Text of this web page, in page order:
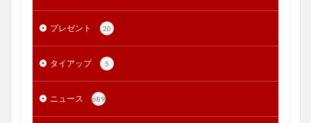
プレゼント 20
タイアップ 5
ニュース 689